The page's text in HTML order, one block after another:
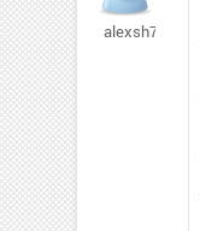
alexsh73